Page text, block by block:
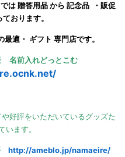
は 贈答用品 から 記念品 ・販促
おります。
適・ ギフト 専門店です。
名前入れどっとこむ
好評をいただいているグッズた
います。
http://ameblo.jp/namaeire/